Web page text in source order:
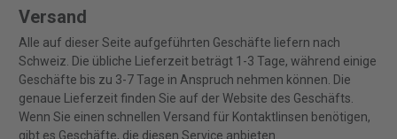
Versand
Alle auf dieser Seite aufgeführten Geschäfte liefern nach
Schweiz. Die übliche Lieferzeit beträgt 1-3 Tage, während einige
Geschäfte bis zu 3-7 Tage in Anspruch nehmen können. Die
genaue Lieferzeit finden Sie auf der Website des Geschäfts.
Wenn Sie einen schnellen Versand für Kontaktlinsen benötigen,
gibt es Geschäfte, die diesen Service anbieten.